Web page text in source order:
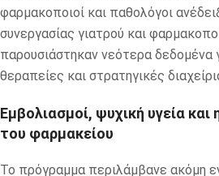
φαρμακοποιοί και παθολόγοι
συνεργασίας γιατρού και
παρουσιάστηκαν νεότερα δεδομένα
θεραπείες και στρατηγικές
Εμβολιασμοί, ψυχική υγεία και
του φαρμακείου
Το πρόγραμμα περιλάμβανε ακόμη